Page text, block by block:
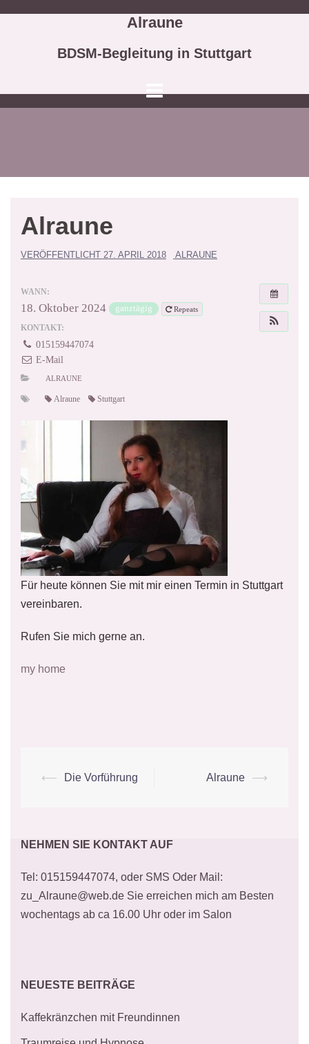
Alraune
BDSM-Begleitung in Stuttgart
Alraune
VERÖFFENTLICHT 27. APRIL 2018 ALRAUNE
WANN:
18. Oktober 2024 ganztägig Repeats
KONTAKT:
015159447074
E-Mail
ALRAUNE
Alraune Stuttgart
Für heute können Sie mit mir einen Termin in Stuttgart
vereinbaren.
Rufen Sie mich gerne an.
my home
Beitrags-
⟵ Die Vorführung Alraune ⟶
NEHMEN SIE KONTAKT AUF
Tel: 015159447074, oder SMS Oder Mail:
zu_Alraune@web.de Sie erreichen mich am Besten
wochentags ab ca 16.00 Uhr oder im Salon
NEUESTE BEITRÄGE
Kaffekränzchen mit Freundinnen